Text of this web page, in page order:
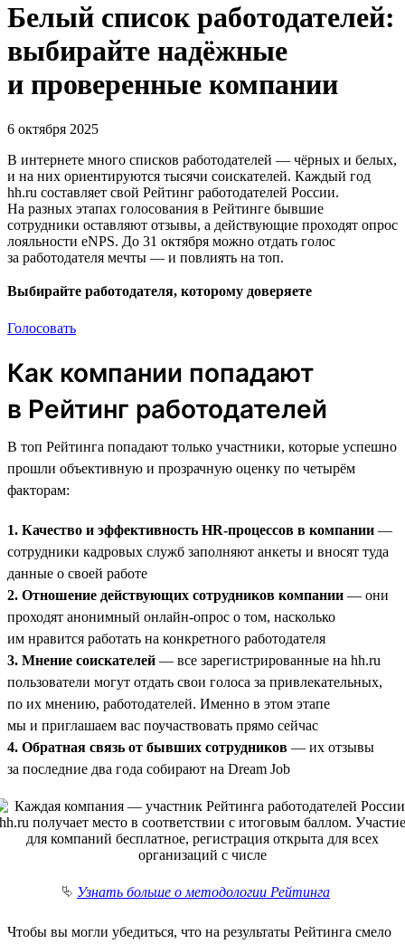
Белый список работодателей:
выбирайте надёжные
и проверенные компании
6 октября 2025
В интернете много списков работодателей — чёрных и белых,
и на них ориентируются тысячи соискателей. Каждый год
hh.ru составляет свой Рейтинг работодателей России.
На разных этапах голосования в Рейтинге бывшие
сотрудники оставляют отзывы, а действующие проходят опрос
лояльности eNPS. До 31 октября можно отдать голос
за работодателя мечты — и повлиять на топ.
Выбирайте работодателя, которому доверяете
Голосовать
Как компании попадают
в Рейтинг работодателей
В топ Рейтинга попадают только участники, которые успешно
прошли объективную и прозрачную оценку по четырём
факторам:
1. Качество и эффективность HR-процессов в компании —
сотрудники кадровых служб заполняют анкеты и вносят туда
данные о своей работе
2. Отношение действующих сотрудников компании — они
проходят анонимный онлайн-опрос о том, насколько
им нравится работать на конкретного работодателя
3. Мнение соискателей — все зарегистрированные на hh.ru
пользователи могут отдать свои голоса за привлекательных,
по их мнению, работодателей. Именно в этом этапе
мы и приглашаем вас поучаствовать прямо сейчас
4. Обратная связь от бывших сотрудников — их отзывы
за последние два года собирают на Dream Job
⮱ Узнать больше о методологии Рейтинга
Чтобы вы могли убедиться, что на результаты Рейтинга смело